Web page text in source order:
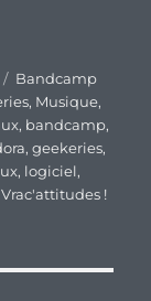
Catégories
Bandcamp
, Musique,
, bandcamp,
,geekeries,
, logiciel,
Vrac'attitudes !